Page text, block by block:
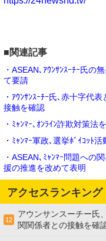
■関連記事
・ASEAN､ｱｳﾝｻﾝｽｰﾁｰ氏
て要請
・ｱｳﾝｻﾝｽｰﾁｰ氏､赤十字代
接触を確認
・ﾐｬﾝﾏｰ､ｵﾝﾗｲﾝ詐欺対策
・ﾐｬﾝﾏｰ軍政､選挙ﾎﾞｲｺｯﾄ
・ASEAN､ﾐｬﾝﾏｰ問題へ
援の推進を改めて表明
アクセスランキング
12
アウンサンスーチー氏
関関係者との接触を確